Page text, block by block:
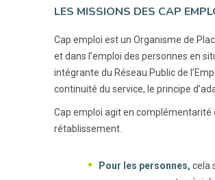
LES MISSIONS DES CAP
Cap emploi est un Organisme de
et dans l’emploi des personnes en
intégrante du Réseau Public de
continuité du service, le principe
Cap emploi agit en complémentarité
rétablissement.
Pour les personnes, cela